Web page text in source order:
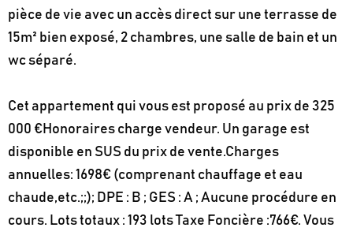
pièce de vie avec un accès direct sur une terrasse de
15m² bien exposé, 2 chambres, une salle de bain et un
wc séparé.
Cet appartement qui vous est proposé au prix de 325
000 €Honoraires charge vendeur. Un garage est
disponible en SUS du prix de vente.Charges
annuelles: 1698€ (comprenant chauffage et eau
chaude,etc.;;); DPE : B ; GES : A ; Aucune procédure en
cours. Lots totaux : 193 lots Taxe Foncière :766€. Vous